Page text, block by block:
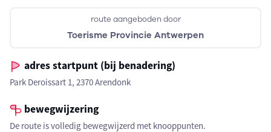
route aangeboden door
Toerisme Provincie Antwerpen
adres startpunt (bij benadering)
Park Deroissart 1, 2370 Arendonk
bewegwijzering
De route is volledig bewegwijzerd met knooppunten.